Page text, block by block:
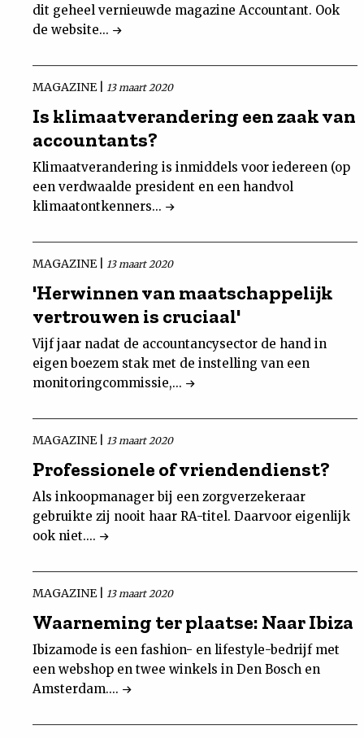
dit geheel vernieuwde magazine Accountant. Ook
de website...
MAGAZINE | 13 maart 2020
Is klimaatverandering een zaak van
accountants?
Klimaatverandering is inmiddels voor iedereen (op
een verdwaalde president en een handvol
klimaatontkenners...
MAGAZINE | 13 maart 2020
'Herwinnen van maatschappelijk
vertrouwen is cruciaal'
Vijf jaar nadat de accountancysector de hand in
eigen boezem stak met de instelling van een
monitoringcommissie,...
MAGAZINE | 13 maart 2020
Professionele of vriendendienst?
Als inkoopmanager bij een zorgverzekeraar
gebruikte zij nooit haar RA-titel. Daarvoor eigenlijk
ook niet....
MAGAZINE | 13 maart 2020
Waarneming ter plaatse: Naar Ibiza
Ibizamode is een fashion- en lifestyle-bedrijf met
een webshop en twee winkels in Den Bosch en
Amsterdam....